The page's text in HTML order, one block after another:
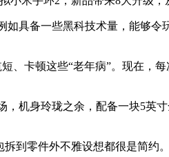
备一些黑科技术量，能够令
卡顿这些“老年病”。现在，
身玲珑之余，配备一块5英
零件外不雅设想都很是简约